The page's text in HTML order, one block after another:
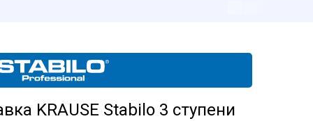
KRAUSE Stabilo 3 ступени